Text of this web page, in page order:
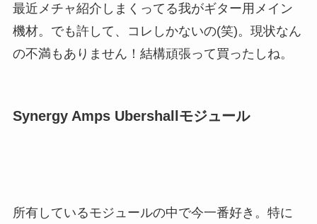
最近メチャ紹介しまくってる我がギター用メイン
機材。でも許して、コレしかないの(笑)。現状なん
の不満もありません！結構頑張って買ったしね。
Synergy Amps Ubershallモジュール
所有しているモジュールの中で今一番好き。特に